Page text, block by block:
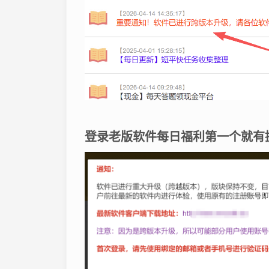
登录老版软件每日福利第一个就有